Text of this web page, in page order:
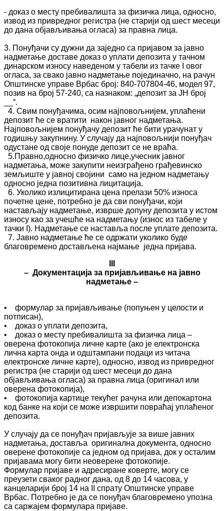
- доказ о месту пребивалишта за физичка лица, односно,
извод из привредног регистра (не старији од шест месеци
до дана објављивања огласа) за правна лица.
3. Понуђачи су дужни да заједно са пријавом за јавно
надметање доставе доказ о уплати депозита у тачном
динарском износу наведеном у табели из тачке I овог
огласа, за свако јавно надметање појединачно, на рачун
Општинске управе Врбас број: 840-707804-46, модел 97,
позив на број 57-240, са назнаком: „депозит за ЈН број
__“.
4. Свим понуђачима, осим најповољнијем, уплаћени
депозит ће се вратити након јавног надметања.
Најповољнијем понуђачу депозит ће бити урачунат у
годишњу закупнину. У случају да најповољнији понуђач
одустане од своје понуде депозит се не враћа.
5.Правно,односно физичко лице,учесник јавног
надметања, може закупити неизграђено грађевинско
земљиште у јавној својини само на једном надметању
односно једна позитивна лицитација.
6. Уколико излицитирана цена прелази 50% износа
почетне цене, потребно је да сви понуђачи, који
настављају надметање, изврше допуну депозита у истом
износу као за учешће на надметању (износ из табеле у
тачки I). Надметање се наставља после уплате депозита.
7. Јавнo надметање ће се одржати уколико буде
благовремено достављена најмање једна пријава.
– Документација за пријављивање на јавно
надметање –
• формулар за пријављивање (попуњен у целости и
потписан),
• доказ о уплати депозита,
• доказ о месту пребивалишта за физичка лица –
оверена фотокопија личне карте (ако је електронска
лична карта онда и одштампани подаци из читача
електронске личне карте), односно, извод из привредног
регистра (не старији од шест месеци до дана
објављивања огласа) за правна лица (оригинал или
оверена фотокопија),
• фотокопија картице текућег рачуна или депокартона
код банке на који се може извршити повраћај уплаћеног
депозита.
У случају да се понуђач пријављује за више јавних
надметања, доставља оригинална документа, односно
оверене фотокопије са једном од пријава, док у осталим
пријавама могу бити неоверене фотокопије.
Формулар пријаве и адресиране коверте, могу се
преузети сваког радног дана, од 8 до 14 часова, у
канцеларији број 14 на II спрату Општинске управе
Врбас. Потребно је да се понуђач благовремено упозна
са саржајем формулара пријаве.